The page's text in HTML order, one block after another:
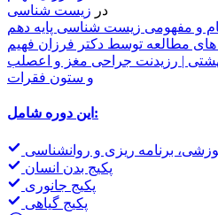
در زیست شناسی
و مفهومی زیست شناسی پایه دهم
های مطالعه توسط دکتر فرزان فهیم
| رزیدنت جراحی مغز و اعصلب
و ستون فقرات
این دوره شامل:
برنامه ریزی و روانشناسی
پکیج بدن انسان
پکیج جانوری
پکیج گیاهی